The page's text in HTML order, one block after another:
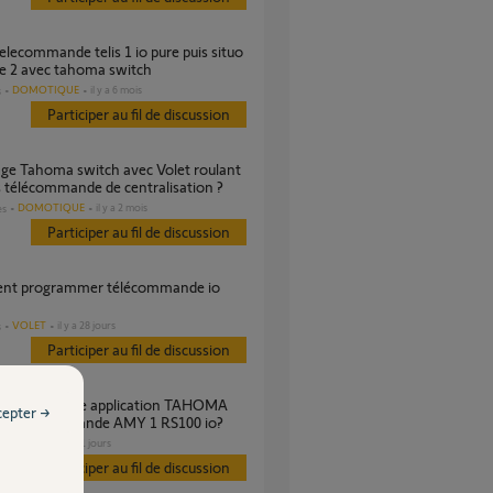
2 avec tahoma switch
DOMOTIQUE il y a 6 mois
Participer au fil de discussion
télécommande de centralisation ?
DOMOTIQUE il y a 2 mois
Participer au fil de discussion
VOLET il y a 28 jours
Participer au fil de discussion
télécommande AMY 1 RS100 io?
il y a 11 jours
Participer au fil de discussion
→